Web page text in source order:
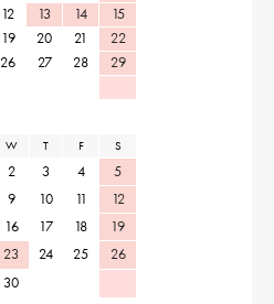
12 13 14
15
19 20 21
22
26 27 28
29
W T F S
2 3 4
5
9 10 11
12
16 17 18
19
23 24 25
26
30